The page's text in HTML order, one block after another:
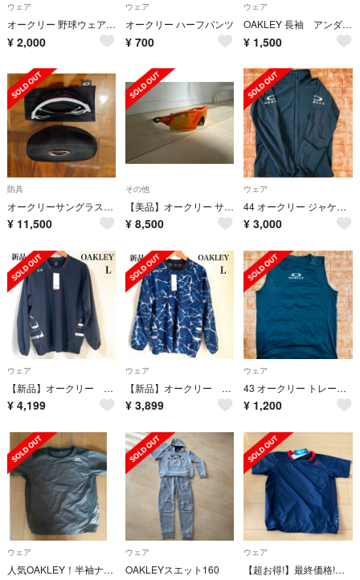
ウェア
オークリー 野球ウェア 半袖Tシャツ メンズ
¥ 2,000
ウェア
オークリー ハーフパンツ
¥ 700
ウェア
OAKLEY 長袖 アンダーシャツ
¥ 1,500
防具
オークリーサングラス野球、ソフト用
¥ 11,500
その他
【美品】オークリー サングラス レーダー カスタム ミラー 偏光レンズ
¥ 8,500
ウェア
44 オークリー ジャケットジャージ トレーニングウェア
¥ 3,000
ウェア
【新品】オークリー ウインドブレーカー メンズ L 黒 ブラック OAKLEY
¥ 4,199
ウェア
【新品】オークリー ウインドブレーカー メンズ L 野球 ブルー OAKLEY
¥ 3,899
ウェア
43 オークリー トレーニングシャツ アンダーシャツ 野球 ウェア 鈴木誠也
¥ 1,200
ウェア
人気OAKLEY！半袖ナイロンジャケット！160cm！野球！
ウェア
OAKLEYスエット160
ウェア
【超お得!】最終価格!オークリージュニア用野球ウェア